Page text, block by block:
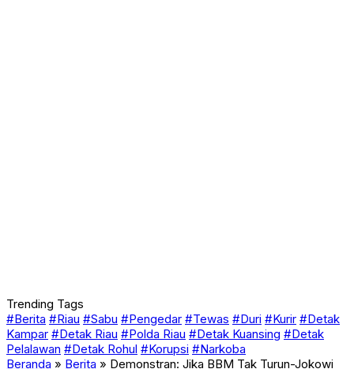
Trending Tags
#Berita #Riau #Sabu #Pengedar #Tewas #Duri #Kurir #Detak
Kampar #Detak Riau #Polda Riau #Detak Kuansing #Detak
Pelalawan #Detak Rohul #Korupsi #Narkoba
Beranda » Berita » Demonstran: Jika BBM Tak Turun-Jokowi